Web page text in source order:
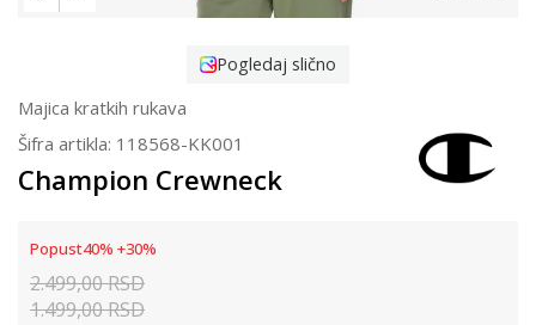
Pogledaj slično
Majica kratkih rukava
Šifra artikla: 118568-KK001
Champion Crewneck
Popust40% +30%
2.499,00RSD
1.499,00RSD